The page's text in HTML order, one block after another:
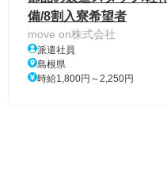
備/8割入寮希望者
move on株式会社
派遣社員
島根県
時給1,800円～2,250円